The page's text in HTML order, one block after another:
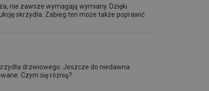
nie zawsze wymagają wymiany. Dzięki
skrzydła. Zabieg ten może także poprawić
drzwiowego. Jeszcze do niedawna
Czym się różnią?